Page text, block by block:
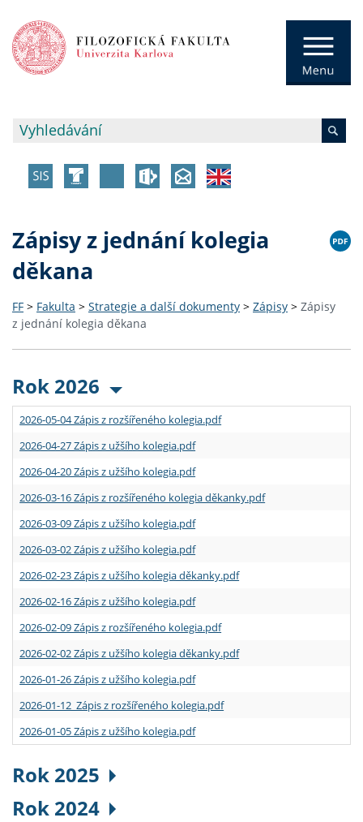
Zápisy z jednání kolegia
děkana
FF > Fakulta > Strategie a další dokumenty > Zápisy > Zápisy
z jednání kolegia děkana
Rok 2026
2026-05-04 Zápis z rozšířeného kolegia.pdf
2026-04-27 Zápis z užšího kolegia.pdf
2026-04-20 Zápis z užšího kolegia.pdf
2026-03-16 Zápis z rozšířeného kolegia děkanky.pdf
2026-03-09 Zápis z užšího kolegia.pdf
2026-03-02 Zápis z užšího kolegia.pdf
2026-02-23 Zápis z užšího kolegia děkanky.pdf
2026-02-16 Zápis z užšího kolegia.pdf
2026-02-09 Zápis z rozšířeného kolegia.pdf
2026-02-02 Zápis z užšího kolegia děkanky.pdf
2026-01-26 Zápis z užšího kolegia.pdf
2026-01-12 Zápis z rozšířeného kolegia.pdf
2026-01-05 Zápis z užšího kolegia.pdf
Rok 2025
Rok 2024